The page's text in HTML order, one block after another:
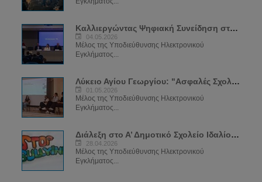
Καλλιεργώντας Ψηφιακή Συνείδηση στην Εποχή της Τεχνολογίας
04.05.2026
Μέλος της Υποδιεύθυνσης Ηλεκτρονικού
Εγκλήματος...
Λύκειο Αγίου Γεωργίου: "Ασφαλές Σχολείο για το Διαδίκτυο"
01.05.2026
Μέλος της Υποδιεύθυνσης Ηλεκτρονικού
Εγκλήματος...
Διάλεξη στο Α’ Δημοτικό Σχολείο Ιδαλίου - "Ψηφιακή Ικανότητα – Ασφαλές Διαδίκτυο"
28.04.2026
Μέλος της Υποδιεύθυνσης Ηλεκτρονικού
Εγκλήματος...